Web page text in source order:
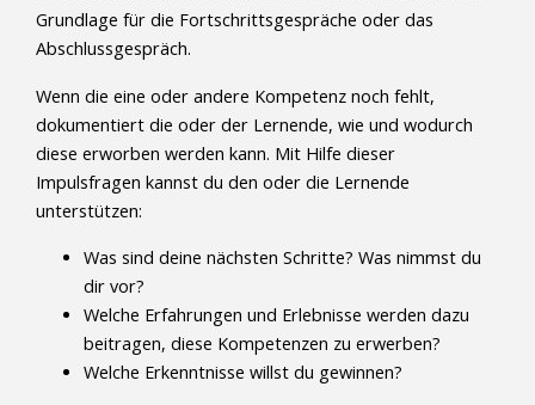
Grundlage für die Fortschrittsgespräche oder das
Abschlussgespräch.
Wenn die eine oder andere Kompetenz noch fehlt,
dokumentiert die oder der Lernende, wie und wodurch
diese erworben werden kann. Mit Hilfe dieser
Impulsfragen kannst du den oder die Lernende
unterstützen:
Was sind deine nächsten Schritte? Was nimmst du
dir vor?
Welche Erfahrungen und Erlebnisse werden dazu
beitragen, diese Kompetenzen zu erwerben?
Welche Erkenntnisse willst du gewinnen?